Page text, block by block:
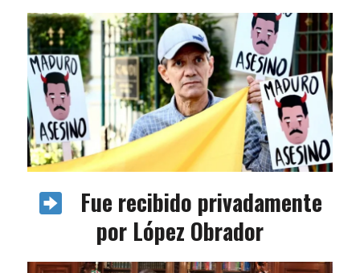
Fue recibido privadamente
por López Obrador